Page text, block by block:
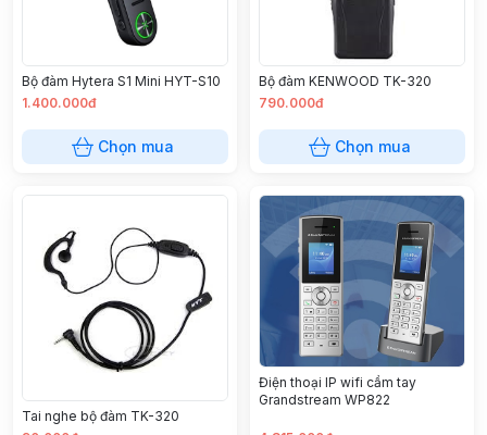
Bộ đàm Hytera S1 Mini HYT-S10
1.400.000đ
Chọn mua
Bộ đàm KENWOOD TK-320
790.000đ
Chọn mua
Tai nghe bộ đàm TK-320
Điện thoại IP wifi cầm tay
Grandstream WP822